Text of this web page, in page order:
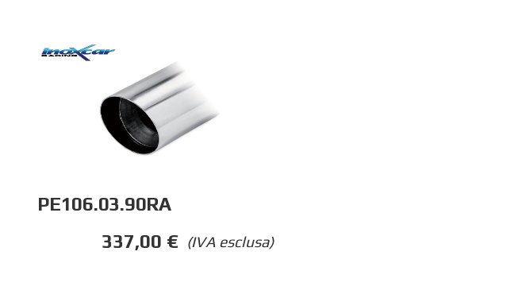
PE106.03.90RA
(IVA esclusa)
337,00 €